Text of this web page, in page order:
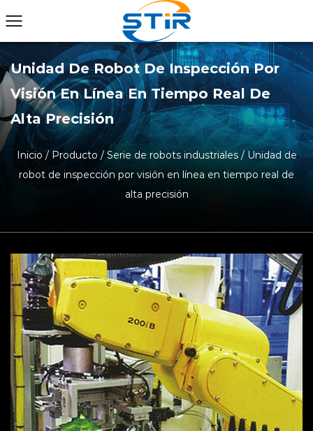
Unidad De Robot De Inspección Por
Visión En Línea En Tiempo Real De
Alta Precisión
Inicio/ Producto/Serie de robots industriales/ Unidad de
robot de inspección por visión en línea en tiempo real de
alta precisión